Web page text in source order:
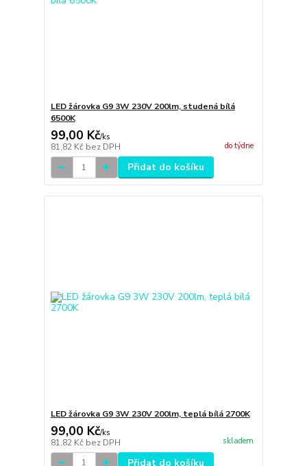
LED žárovka G9 3W 230V 200lm, studená bílá
6500K
99,00 Kč/ks
81,82 Kč bez DPH do týdne
Přidat do košíku
LED žárovka G9 3W 230V 200lm, teplá bílá 2700K
99,00 Kč/ks
81,82 Kč bez DPH skladem
Přidat do košíku